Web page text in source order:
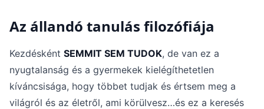
Az állandó tanulás filozófiája
Kezdésként SEMMIT SEM TUDOK, de van ez a
nyugtalanság és a gyermekek kielégíthetetlen
kíváncsisága, hogy többet tudjak és értsem meg a
világról és az életről, ami körülvesz…és ez a keresés